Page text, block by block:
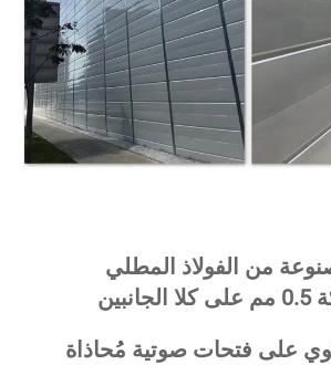
طبقة خارجية مصنوعة من الفولاذ المطلي
طبقة داخلية تحتوي على فتحات صوتية مُحاذاة